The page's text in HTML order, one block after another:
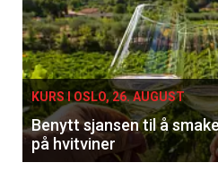
KURS I OSLO, 26. AUGUST
Benytt sjansen til å
på hvitviner